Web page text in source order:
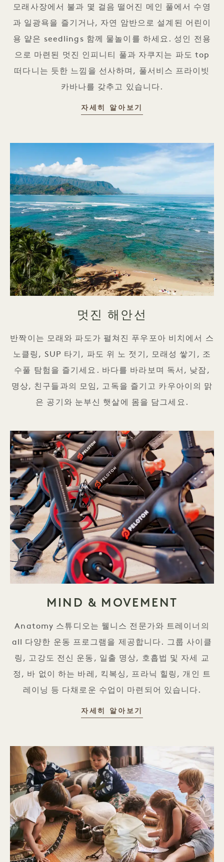
모래사장에서 불과 몇 걸음 떨어진 메인 풀에서 수영
과 일광욕을 즐기거나, 자연 암반으로 설계된 어린이
용 얕은 seedlings 함께 물놀이를 하세요. 성인 전용
으로 마련된 멋진 인피니티 풀과 자쿠지는 파도 top
떠다니는 듯한 느낌을 선사하며, 풀서비스 프라이빗
카바나를 갖추고 있습니다.
자세히 알아보기
멋진 해안선
반짝이는 모래와 파도가 펼쳐진 푸우포아 비치에서 스
노클링, SUP 타기, 파도 위 노 젓기, 모래성 쌓기, 조
수풀 탐험을 즐기세요. 바다를 바라보며 독서, 낮잠,
명상, 친구들과의 모임, 고독을 즐기고 카우아이의 맑
은 공기와 눈부신 햇살에 몸을 담그세요.
MIND & MOVEMENT
Anatomy 스튜디오는 웰니스 전문가와 트레이너의
all 다양한 운동 프로그램을 제공합니다. 그룹 사이클
링, 고강도 전신 운동, 일출 명상, 호흡법 및 자세 교
정, 바 없이 하는 바레, 킥복싱, 프라닉 힐링, 개인 트
레이닝 등 다채로운 수업이 마련되어 있습니다.
자세히 알아보기